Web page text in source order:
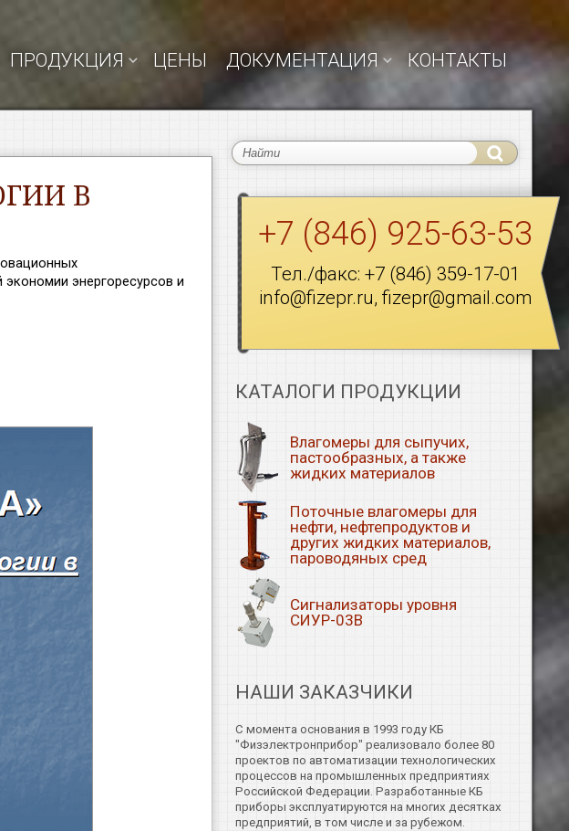
ПРОДУКЦИЯ ЦЕНЫ ДОКУМЕНТАЦИЯ КОНТАКТЫ
+7 (846) 925-63-53
Тел./факс: +7 (846) 359-17-01
info@fizepr.ru, fizepr@gmail.com
КАТАЛОГИ ПРОДУКЦИИ
Влагомеры для сыпучих,
пастообразных, а также
жидких материалов
Поточные влагомеры для
нефти, нефтепродуктов и
других жидких материалов,
пароводяных сред
Сигнализаторы уровня
СИУР-03В
НАШИ ЗАКАЗЧИКИ
С момента основания в 1993 году КБ
"Физэлектронприбор" реализовало более 80
проектов по автоматизации технологических
процессов на промышленных предприятиях
Российской Федерации. Разработанные КБ
приборы эксплуатируются на многих десятках
предприятий, в том числе и за рубежом.
В
энергоресурсов и